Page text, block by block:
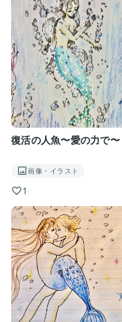
☆ココナラサイト
https://
復活の人魚〜愛の力で〜
画像・イラスト
1